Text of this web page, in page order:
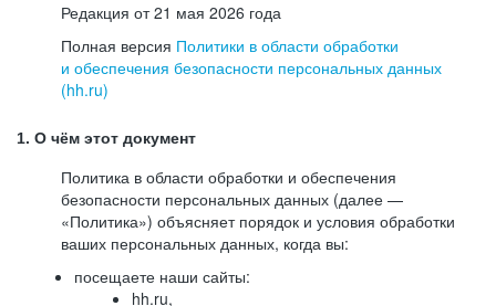
Редакция от 21 мая 2026 года
Полная версия Политики в области обработки
и обеспечения безопасности персональных данных
(hh.ru)
1. О чём этот документ
Политика в области обработки и обеспечения
безопасности персональных данных (далее —
«Политика») объясняет порядок и условия обработки
ваших персональных данных, когда вы:
посещаете наши сайты:
hh.ru,